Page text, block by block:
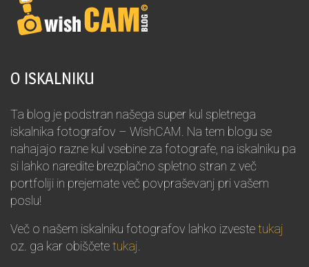
O ISKALNIKU
Ta blog je podstran našega super kul spletnega
iskalnika fotografov – WishCAM. Na tem blogu se
nahajajo razne kul vsebine za fotografe, na iskalniku pa
si lahko naredite brezplačno spletno stran z več
portfoliji in prejemate več povpraševanj pri vašem
poslu!
Več o našem iskalniku fotografov lahko izvestetukaj
oz. ga kar obiščetetukaj